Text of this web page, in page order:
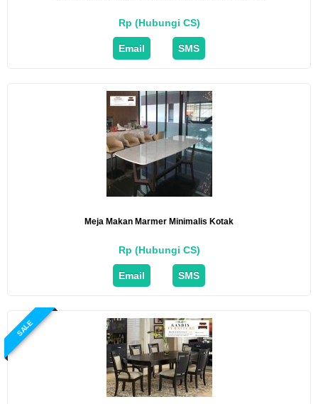
Rp (Hubungi CS)
Email SMS
Meja Makan Marmer Minimalis Kotak
Rp (Hubungi CS)
Email SMS
SALE